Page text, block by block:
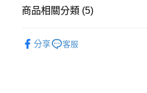
ATM付款
運送方式
商品相關分類 (5)
分享 客服